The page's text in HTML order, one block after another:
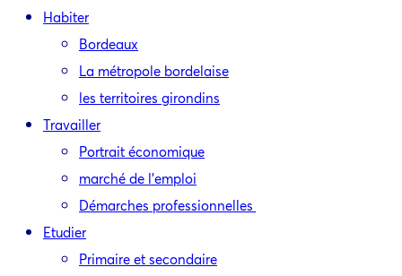
Habiter
Bordeaux
La métropole bordelaise
les territoires girondins
Travailler
Portrait économique
marché de l’emploi
Démarches professionnelles
Etudier
Primaire et secondaire